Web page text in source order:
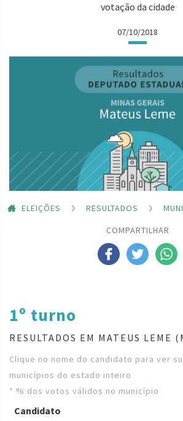
votação da cidade
07/10/2018
ELEIÇÕES RESULTADOS
COMPARTILHAR
1º turno
RESULTADOS EM MATEUS LEME
Clique no nome do candidato para ver
municípios do estado inteiro
* % dos votos válidos no município
Candidato